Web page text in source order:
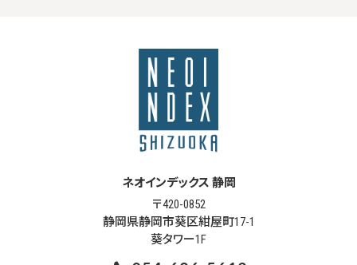
ネオインデックス 静岡
〒420-0852
静岡県静岡市葵区紺屋町17-1
葵タワー1F